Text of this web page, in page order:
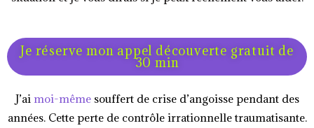
Je réserve mon appel découverte gratuit de
30 min
J’ai moi-mêmesouffert de crise d’angoisse pendant des
années. Cette perte de contrôle irrationnelle traumatisante.